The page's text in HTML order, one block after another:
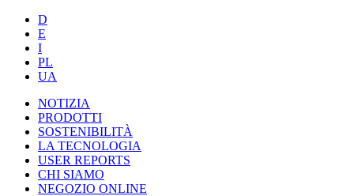
D
E
I
PL
UA
NOTIZIA
PRODOTTI
SOSTENIBILITÀ
LA TECNOLOGIA
USER REPORTS
CHI SIAMO
NEGOZIO ONLINE